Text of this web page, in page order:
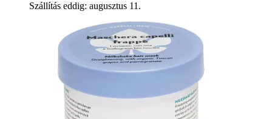
Szállítás eddig: augusztus 11.